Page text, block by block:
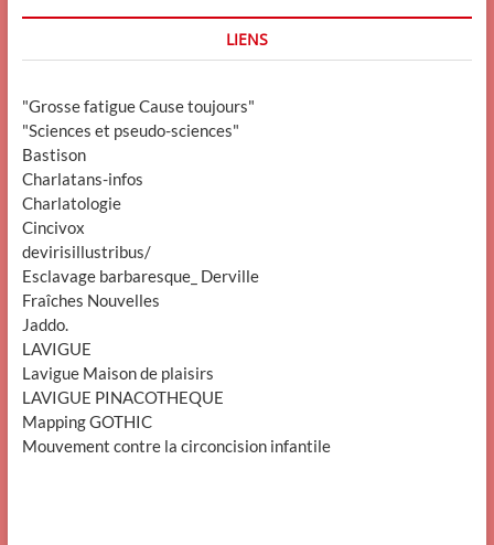
LIENS
"Grosse fatigue Cause toujours"
"Sciences et pseudo-sciences"
Bastison
Charlatans-infos
Charlatologie
Cincivox
devirisillustribus/
Esclavage barbaresque_ Derville
Fraîches Nouvelles
Jaddo.
LAVIGUE
Lavigue Maison de plaisirs
LAVIGUE PINACOTHEQUE
Mapping GOTHIC
Mouvement contre la circoncision infantile